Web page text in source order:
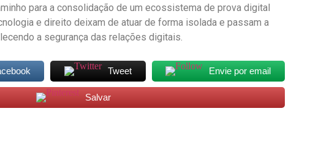
para a consolidação de um ecossistema de prova digital
e direito deixam de atuar de forma isolada e passam a
a segurança das relações digitais.
Tweet Envie por email
Salvar